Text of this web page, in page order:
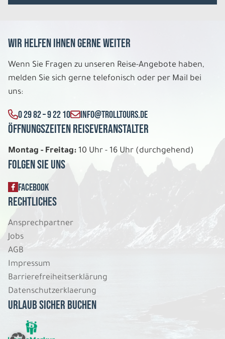
Wir helfen Ihnen gerne weiter
Wenn Sie Fragen zu unseren Reise-Angebote haben,
melden Sie sich gerne telefonisch oder per Mail bei
uns:
0 29 82 – 9 22 10 INFO@TROLLTOURS.DE
Öffnungszeiten Reiseveranstalter
Montag - Freitag: 10 Uhr - 16 Uhr (durchgehend)
Folgen Sie uns
FACEBOOK
Rechtliches
Ansprechpartner
Jobs
AGB
Impressum
Barrierefreiheitserklärung
Datenschutzerklaerung
Urlaub sicher buchen